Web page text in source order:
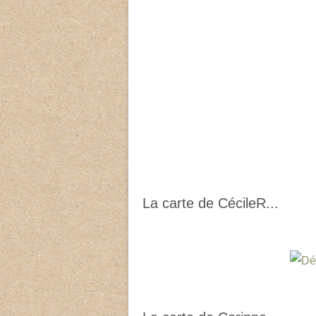
La carte de CécileR...